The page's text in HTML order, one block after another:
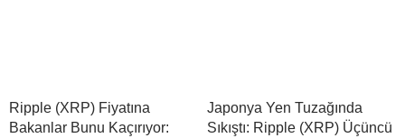
Ripple (XRP) Fiyatına
Bakanlar Bunu Kaçırıyor:
Japonya Yen Tuzağında
Sıkıştı: Ripple (XRP) Üçüncü